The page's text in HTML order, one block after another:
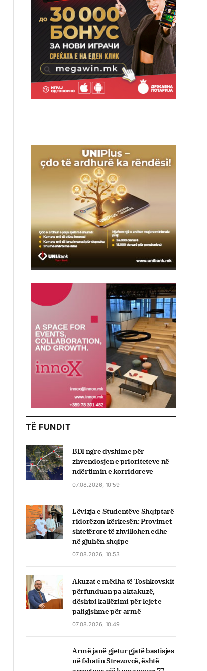
TË FUNDIT
BDI ngre dyshime për
zhvendosjen e prioriteteve në
ndërtimin e korridoreve
07.08.2026, 10:59
Lëvizja e Studentëve Shqiptarë
ridorëzon kërkesën: Provimet
shtetërore të zhvillohen edhe
në gjuhën shqipe
07.08.2026, 10:53
Akuzat e mëdha të Toshkovskit
përfunduan pa aktakuzë,
dështoi kallëzimi për lejet e
paligjshme për armë
07.08.2026, 10:49
Armë janë gjetur gjatë bastisjes
në fshatin Strezovcë, është